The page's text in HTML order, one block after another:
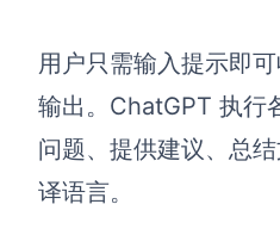
用户只需输入提示即
输出。ChatGPT 执行
问题、提供建议、总
译语言。